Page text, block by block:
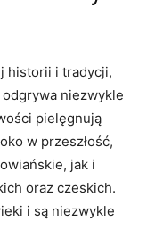
historii i tradycji,
niezwykle
pielęgnują
w przeszłość,
jak i
oraz czeskich.
i są niezwykle